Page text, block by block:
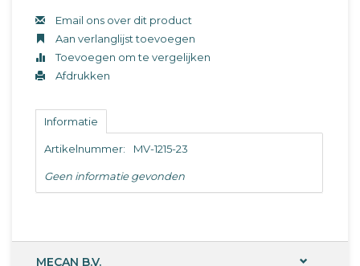
Email ons over dit product
Aan verlanglijst toevoegen
Toevoegen om te vergelijken
Afdrukken
Informatie
Artikelnummer: MV-1215-23
Geen informatie gevonden
MECAN B.V.